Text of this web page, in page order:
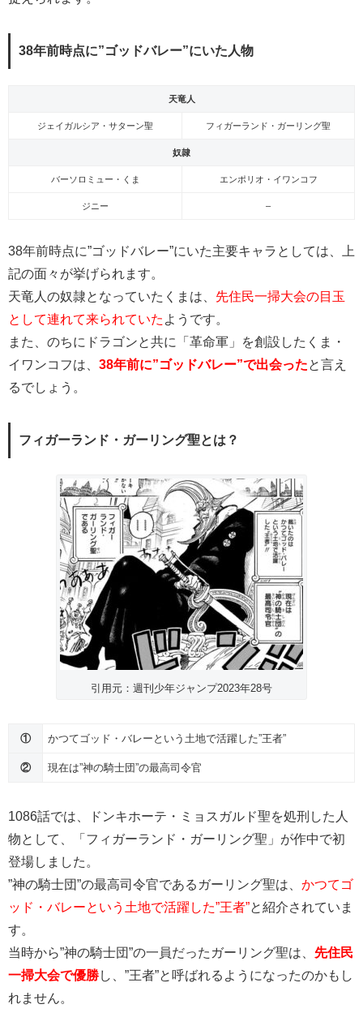
38年前時点に”ゴッドバレー”にいた人物
天竜人
ジェイガルシア・サターン聖 フィガーランド・ガーリング聖
奴隷
バーソロミュー・くま エンポリオ・イワンコフ
ジニー –
38年前時点に”ゴッドバレー”にいた主要キャラとしては、上
記の面々が挙げられます。
天竜人の奴隷となっていたくまは、 先住民一掃大会の目玉
として連れて来られていた ようです。
また、のちにドラゴンと共に「革命軍」を創設したくま・
イワンコフは、 38年前に”ゴッドバレー”で出会ったと言え
るでしょう。
フィガーランド・ガーリング聖とは？
引用元：週刊少年ジャンプ2023年28号
① かつてゴッド・バレーという土地で活躍した”王者”
② 現在は”神の騎士団”の最高司令官
1086話では、ドンキホーテ・ミョスガルド聖を処刑した人
物として、「フィガーランド・ガーリング聖」が作中で初
登場しました。
”神の騎士団”の最高司令官であるガーリング聖は、 かつてゴ
ッド・バレーという土地で活躍した”王者”と紹介されていま
す。
当時から”神の騎士団”の一員だったガーリング聖は、 先住民
一掃大会で優勝し、”王者”と呼ばれるようになったのかもし
れません。